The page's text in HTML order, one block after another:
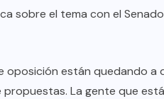
sobre el tema con el
oposición están quedando a
La gente que